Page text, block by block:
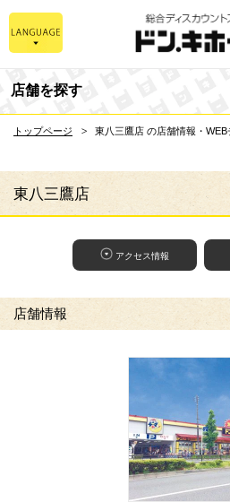
店舗を探す
トップページ 東八三鷹店 の店舗情報・WEB
東八三鷹店
アクセス情報
店舗情報